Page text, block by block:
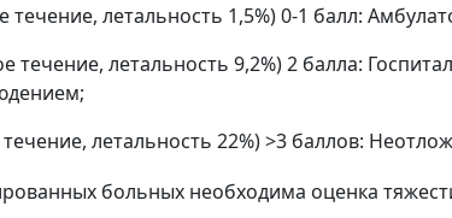
течение, летальность 1,5%) 0-1 балл:
течение, летальность 9,2%) 2 балла:
летальность 22%) >3 баллов:
больных необходима оценка